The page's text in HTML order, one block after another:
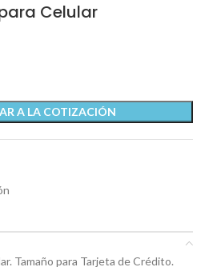
Celular
A LA COTIZACIÓN
Tamaño para Tarjeta de Crédito.